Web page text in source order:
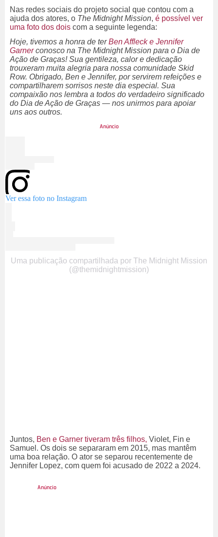
Nas redes sociais do projeto social que contou com a
ajuda dos atores, o The Midnight Mission, é possível ver
uma foto dos dois com a seguinte legenda:
Hoje, tivemos a honra de terBen Affleck e Jennifer
Garnerconosco na The Midnight Mission para o Dia de
Ação de Graças! Sua gentileza, calor e dedicação
trouxeram muita alegria para nossa comunidade Skid
Row. Obrigado, Ben e Jennifer, por servirem refeições e
compartilharem sorrisos neste dia especial. Sua
compaixão nos lembra a todos do verdadeiro significado
do Dia de Ação de Graças — nos unirmos para apoiar
uns aos outros.
Ver essa foto no Instagram
Uma publicação compartilhada por The Midnight Mission
(@themidnightmission)
Juntos, Ben e Garner tiveram três filhos, Violet, Fin e
Samuel. Os dois se separaram em 2015, mas mantêm
uma boa relação. O ator se separou recentemente de
Jennifer Lopez, com quem foi acusado de 2022 a 2024.